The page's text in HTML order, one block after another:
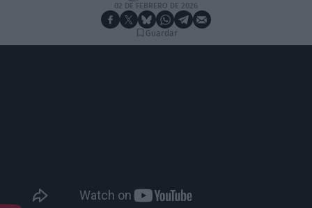
02 DE FEBRERO DE 2026
Guardar